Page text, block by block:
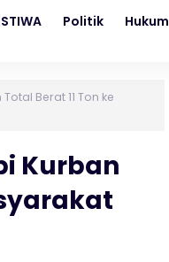
Politik Hukum
Berat 11 Ton ke
Kurban